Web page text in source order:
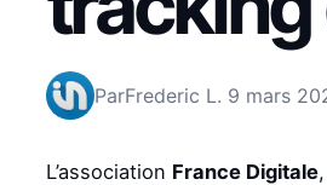
ParFrederic L. 9 mars
L’association France Digitale